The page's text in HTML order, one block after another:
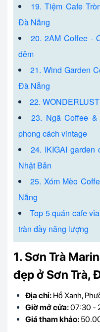
19. Tiệm Cafe
Đà Nẵng
20. 2AM Coffee -
đêm
21. Wind Garden
Đà Nẵng
22.
23. Ngã Coffee
phong cách vintage
24. IKIGAI garden
Nhật Bản
25. Xóm Mèo
Nẵng
Top 5 quán cafe
tràn đầy năng lượng
1. Sơn Trà
đẹp ở Sơn Trà,
Địa chỉ: Hồ Xanh,
Giờ mở cửa:07:30 -
Giá tham khảo: